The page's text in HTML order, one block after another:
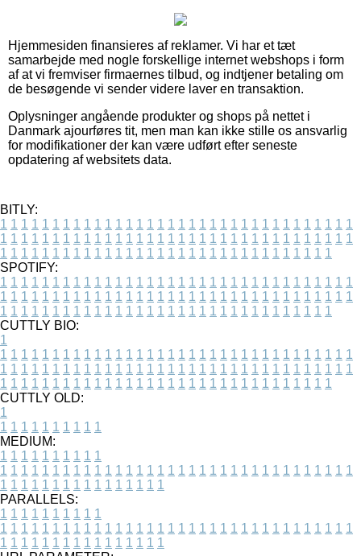
Hjemmesiden finansieres af reklamer. Vi har et tæt
samarbejde med nogle forskellige internet webshops i form
af at vi fremviser firmaernes tilbud, og indtjener betaling om
de besøgende vi sender videre laver en transaktion.
Oplysninger angående produkter og shops på nettet i
Danmark ajourføres tit, men man kan ikke stille os ansvarlig
for modifikationer der kan være udført efter seneste
opdatering af websitets data.
BITLY:
1 1 1 1 1 1 1 1 1 1 1 1 1 1 1 1 1 1 1 1 1 1 1 1 1 1 1 1 1 1 1 1 1 1
1 1 1 1 1 1 1 1 1 1 1 1 1 1 1 1 1 1 1 1 1 1 1 1 1 1 1 1 1 1 1 1 1 1
1 1 1 1 1 1 1 1 1 1 1 1 1 1 1 1 1 1 1 1 1 1 1 1 1 1 1 1 1 1 1 1
SPOTIFY:
1 1 1 1 1 1 1 1 1 1 1 1 1 1 1 1 1 1 1 1 1 1 1 1 1 1 1 1 1 1 1 1 1 1
1 1 1 1 1 1 1 1 1 1 1 1 1 1 1 1 1 1 1 1 1 1 1 1 1 1 1 1 1 1 1 1 1 1
1 1 1 1 1 1 1 1 1 1 1 1 1 1 1 1 1 1 1 1 1 1 1 1 1 1 1 1 1 1 1 1
CUTTLY BIO:
1
1 1 1 1 1 1 1 1 1 1 1 1 1 1 1 1 1 1 1 1 1 1 1 1 1 1 1 1 1 1 1 1 1 1
1 1 1 1 1 1 1 1 1 1 1 1 1 1 1 1 1 1 1 1 1 1 1 1 1 1 1 1 1 1 1 1 1 1
1 1 1 1 1 1 1 1 1 1 1 1 1 1 1 1 1 1 1 1 1 1 1 1 1 1 1 1 1 1 1 1
CUTTLY OLD:
1
1 1 1 1 1 1 1 1 1 1
MEDIUM:
1 1 1 1 1 1 1 1 1 1
1 1 1 1 1 1 1 1 1 1 1 1 1 1 1 1 1 1 1 1 1 1 1 1 1 1 1 1 1 1 1 1 1 1
1 1 1 1 1 1 1 1 1 1 1 1 1 1 1 1
PARALLELS:
1 1 1 1 1 1 1 1 1 1
1 1 1 1 1 1 1 1 1 1 1 1 1 1 1 1 1 1 1 1 1 1 1 1 1 1 1 1 1 1 1 1 1 1
1 1 1 1 1 1 1 1 1 1 1 1 1 1 1 1